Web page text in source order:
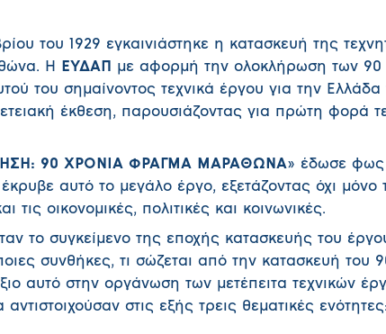
του 1929 εγκαινιάστηκε η κατασκευή της
Η
ΕΥΔΑΠ με αφορμή την ολοκλήρωση των 90
του σημαίνοντος τεχνικά έργου για την Ελλάδα
έκθεση, παρουσιάζοντας για πρώτη φορά
90 ΧΡΟΝΙΑ ΦΡΑΓΜΑ ΜΑΡΑΘΩΝΑ» έδωσε φως
αυτό το μεγάλο έργο, εξετάζοντας όχι μόνο
τις οικονομικές, πολιτικές και κοινωνικές.
το συγκείμενο της εποχής κατασκευής του
συνθήκες, τι σώζεται από την κατασκευή του
αυτό στην οργάνωση των μετέπειτα τεχνικών
στις εξής τρεις θεματικές ενότητες: